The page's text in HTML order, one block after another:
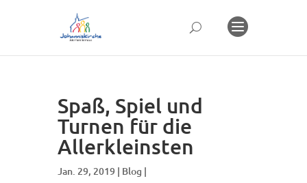
Spaß, Spiel und
Turnen für die
Allerkleinsten
Jan. 29, 2019 | Blog |